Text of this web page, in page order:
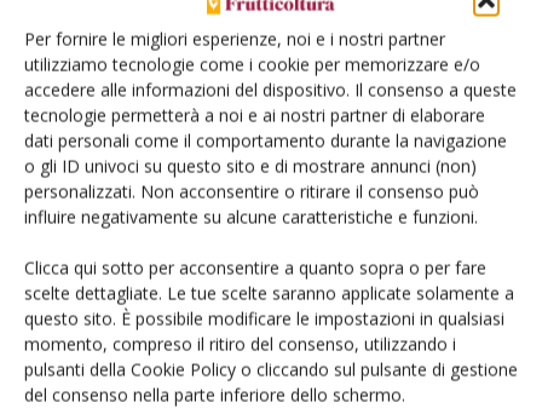
Per fornire le migliori esperienze, noi e i nostri partner
utilizziamo tecnologie come i cookie per memorizzare e/o
accedere alle informazioni del dispositivo. Il consenso a queste
tecnologie permetterà a noi e ai nostri partner di elaborare
dati personali come il comportamento durante la navigazione
o gli ID univoci su questo sito e di mostrare annunci (non)
personalizzati. Non acconsentire o ritirare il consenso può
influire negativamente su alcune caratteristiche e funzioni.
Clicca qui sotto per acconsentire a quanto sopra o per fare
scelte dettagliate. Le tue scelte saranno applicate solamente a
questo sito. È possibile modificare le impostazioni in qualsiasi
momento, compreso il ritiro del consenso, utilizzando i
pulsanti della Cookie Policy o cliccando sul pulsante di gestione
del consenso nella parte inferiore dello schermo.
Di Vincenzo Tarantino et al.-
COLTURE 23 Luglio 2026
Drupacee, l’efficienza
dell’impianto si basa sulla
I mutati andamenti climatici e i ristoppi degli impianti necessitano di
risposte chiare che possono arrivare solo da una seria
sperimentazione di campo
Di L. Laghezza, D. Digiaro, C. Gentile, L. Catalano - Agrimeca